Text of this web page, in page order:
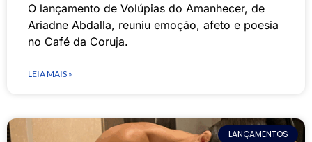
O lançamento de Volúpias do Amanhecer, de
Ariadne Abdalla, reuniu emoção, afeto e poesia
no Café da Coruja.
LEIA MAIS »
LANÇAMENTOS